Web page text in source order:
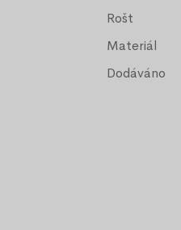
Rošt
Materiál
Dodáváno